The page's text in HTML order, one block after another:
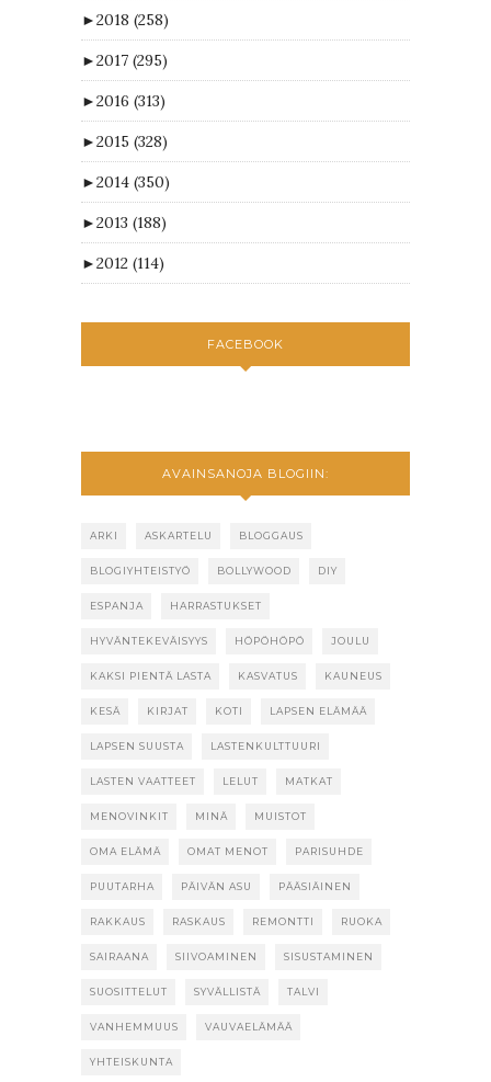
►2018 (258)
►2017 (295)
►2016 (313)
►2015 (328)
►2014 (350)
►2013 (188)
►2012 (114)
FACEBOOK
AVAINSANOJA BLOGIIN:
ARKI ASKARTELU BLOGGAUS
BLOGIYHTEISTYÖ BOLLYWOOD DIY
ESPANJA HARRASTUKSET
HYVÄNTEKEVÄISYYS HÖPÖHÖPÖ JOULU
KAKSI PIENTÄ LASTA KASVATUS KAUNEUS
KESÄ KIRJAT KOTI LAPSEN ELÄMÄÄ
LAPSEN SUUSTA LASTENKULTTUURI
LASTEN VAATTEET LELUT MATKAT
MENOVINKIT MINÄ MUISTOT
OMA ELÄMÄ OMAT MENOT PARISUHDE
PUUTARHA PÄIVÄN ASU PÄÄSIÄINEN
RAKKAUS RASKAUS REMONTTI RUOKA
SAIRAANA SIIVOAMINEN SISUSTAMINEN
SUOSITTELUT SYVÄLLISTÄ TALVI
VANHEMMUUS VAUVAELÄMÄÄ
YHTEISKUNTA